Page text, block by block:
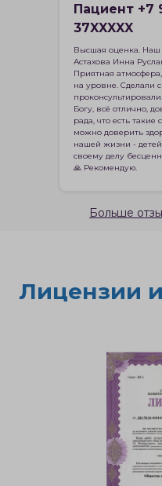
Больше
Пациент +7
37XXXXX
Высшая оценка. Наш
Астахова Инна
Приятная
на уровне. Сделали
Богу, всё отлично,
рада, что есть
можно доверить
нашей жизни -
своему делу
🙏 Рекомендую.
Лицензии